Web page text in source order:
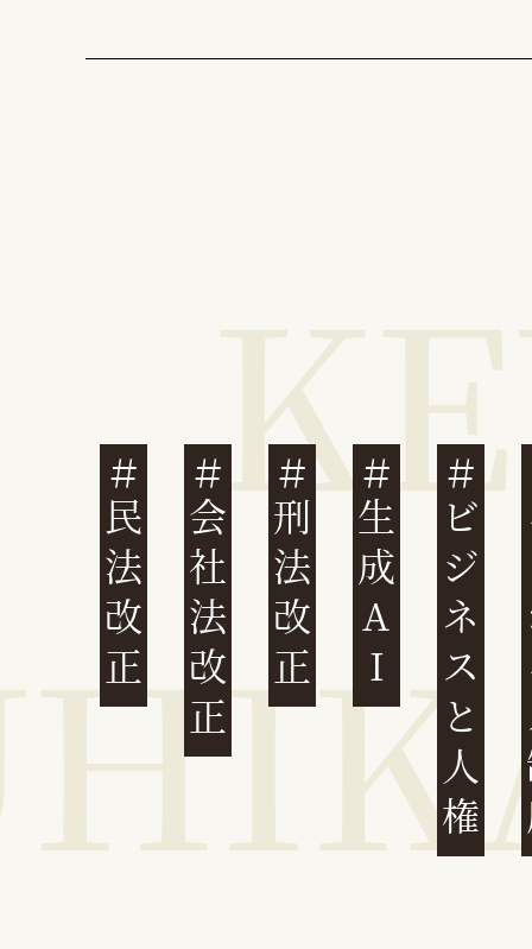
民法改正 会社法改正 刑法改正 生成AI ビジネスと人権